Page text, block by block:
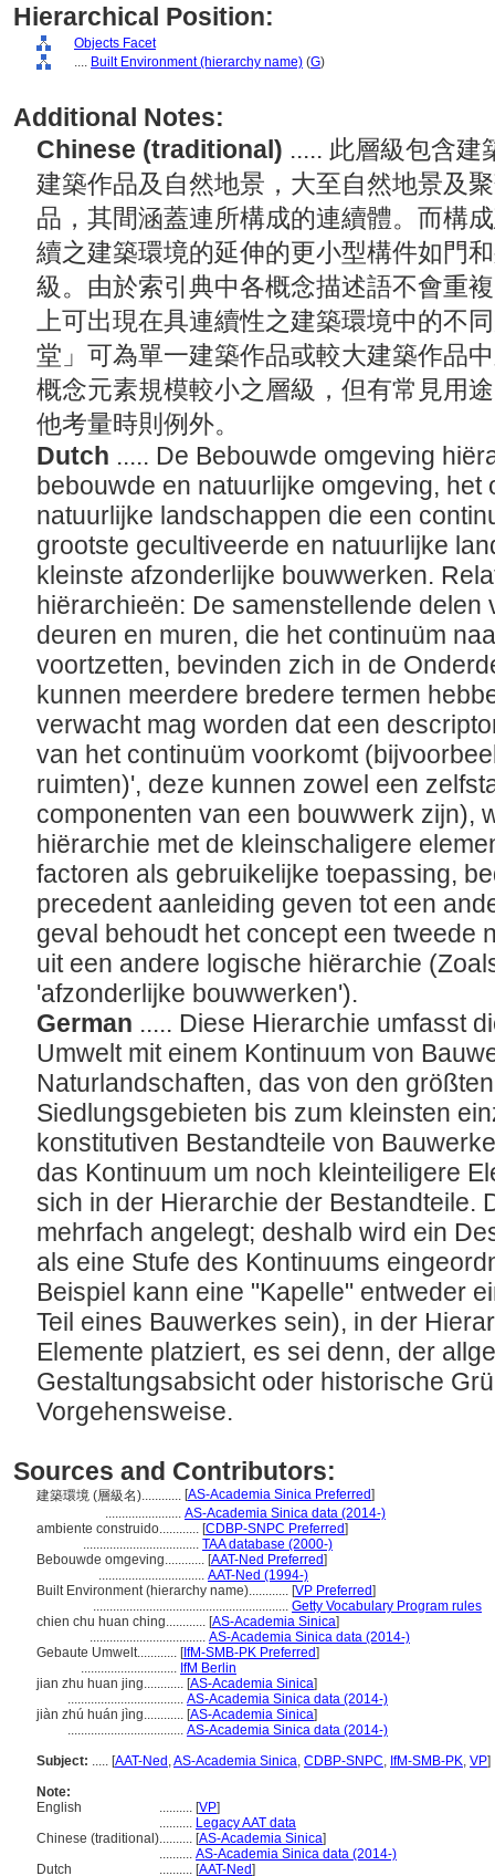
Hierarchical Position:
Objects Facet
.... Built Environment (hierarchy name) (G)
Additional Notes:
Chinese (traditional) ..... 此層級包含建
建築作品及自然地景，大至自然地景及
品，其間涵蓋連所構成的連續體。而構
續之建築環境的延伸的更小型構件如門
級。由於索引典中各概念描述語不會重
上可出現在具連續性之建築環境中的不
堂」可為單一建築作品或較大建築作品
概念元素規模較小之層級，但有常見用
他考量時則例外。
Dutch ..... De Bebouwde omgeving
bebouwde en natuurlijke omgeving, het
natuurlijke landschappen die een
grootste gecultiveerde en natuurlijke
kleinste afzonderlijke bouwwerken.
hiërarchieën: De samenstellende delen
deuren en muren, die het continuüm
voortzetten, bevinden zich in de
kunnen meerdere bredere termen
verwacht mag worden dat een
van het continuüm voorkomt
ruimten)', deze kunnen zowel een
componenten van een bouwwerk zijn),
hiërarchie met de kleinschaligere
factoren als gebruikelijke toepassing,
precedent aanleiding geven tot een
geval behoudt het concept een tweede
uit een andere logische hiërarchie
'afzonderlijke bouwwerken').
German ..... Diese Hierarchie umfasst
Umwelt mit einem Kontinuum von
Naturlandschaften, das von den
Siedlungsgebieten bis zum kleinsten
konstitutiven Bestandteile von
das Kontinuum um noch kleinteiligere
sich in der Hierarchie der Bestandteile.
mehrfach angelegt; deshalb wird ein
als eine Stufe des Kontinuums
Beispiel kann eine "Kapelle" entweder
Teil eines Bauwerkes sein), in der
Elemente platziert, es sei denn, der
Gestaltungsabsicht oder historische
Vorgehensweise.
Sources and Contributors:
建築環境 (層級名)............ [AS-Academia Sinica Preferred]
....................... AS-Academia Sinica data (2014-)
ambiente construido............ [CDBP-SNPC Preferred]
................................... TAA database (2000-)
Bebouwde omgeving............ [AAT-Ned Preferred]
................................ AAT-Ned (1994-)
Built Environment (hierarchy name)............ [VP Preferred]
........................................................... Getty Vocabulary Program rules
chien chu huan ching............ [AS-Academia Sinica]
................................... AS-Academia Sinica data (2014-)
Gebaute Umwelt............ [IfM-SMB-PK Preferred]
............................. IfM Berlin
jian zhu huan jing............ [AS-Academia Sinica]
................................... AS-Academia Sinica data (2014-)
jiàn zhú huán jìng............ [AS-Academia Sinica]
................................... AS-Academia Sinica data (2014-)
Subject: ..... [AAT-Ned ,AS-Academia Sinica, CDBP-SNPC, IfM-SMB-PK, VP]
Note:
English
.......... [VP]
.......... Legacy AAT data
Chinese (traditional).......... [AS-Academia Sinica]
.......... AS-Academia Sinica data (2014-)
Dutch
.......... [AAT-Ned]